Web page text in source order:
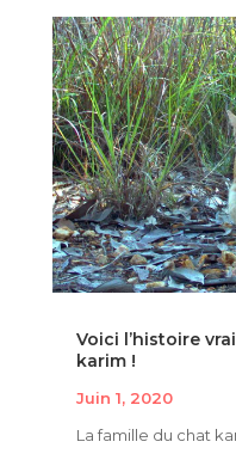
Voici l’histoire
karim !
Juin 1, 2020
La famille du chat